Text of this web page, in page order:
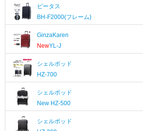
ビータス
BH-F2000(フレーム)
GinzaKaren
NewYL-J
シェルポッド
HZ-700
シェルポッド
New HZ-500
シェルポッド